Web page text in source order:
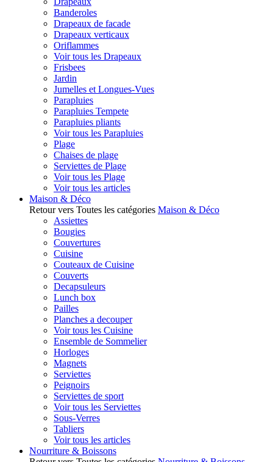
Banderoles
Drapeaux de facade
Drapeaux verticaux
Oriflammes
Voir tous les Drapeaux
Frisbees
Jardin
Jumelles et Longues-Vues
Parapluies
Parapluies Tempete
Parapluies pliants
Voir tous les Parapluies
Plage
Chaises de plage
Serviettes de Plage
Voir tous les Plage
Voir tous les articles
Maison & Déco
Retour vers Toutes les catégories Maison & Déco
Assiettes
Bougies
Couvertures
Cuisine
Couteaux de Cuisine
Couverts
Decapsuleurs
Lunch box
Pailles
Planches a decouper
Voir tous les Cuisine
Ensemble de Sommelier
Horloges
Magnets
Serviettes
Peignoirs
Serviettes de sport
Voir tous les Serviettes
Sous-Verres
Tabliers
Voir tous les articles
Nourriture & Boissons